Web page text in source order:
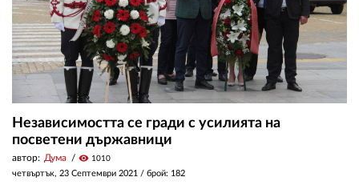
Независимостта се гради с усилията на
посветени държавници
автор: Дума visibility 1010
четвъртък, 23 Септември 2021 / брой: 182